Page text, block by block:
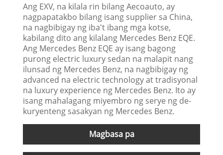
Ang EXV, na kilala rin bilang Aecoauto, ay
nagpapatakbo bilang isang supplier sa China,
na nagbibigay ng iba't ibang mga kotse,
kabilang dito ang kilalang Mercedes Benz EQE.
Ang Mercedes Benz EQE ay isang bagong
purong electric luxury sedan na malapit nang
ilunsad ng Mercedes Benz, na nagbibigay ng
advanced na electric technology at tradisyonal
na luxury experience ng Mercedes Benz. Ito ay
isang mahalagang miyembro ng serye ng de-
kuryenteng sasakyan ng Mercedes Benz.
Magbasa pa